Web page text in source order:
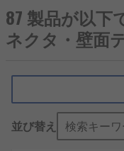
F型コネクタはTVソ
タ用の壁面取り付け
ンテナ)やFMの信号を
ンテナケーブルの他
ンテナに接続できま
アンテナソケットに
(別名、ウォールプ
87 製品が以下
ネクタ・壁面
並び替え 検索キー